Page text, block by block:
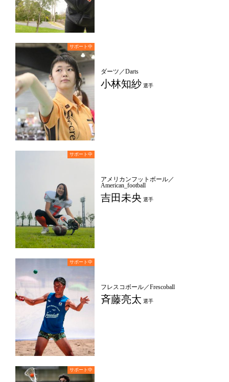
ダーツ／Darts
小林知紗選手
アメリカンフットボール／
American_football
吉田未央 選手
フレスコボール／Frescoball
斉藤亮太 選手